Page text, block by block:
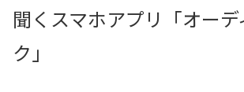
聞くスマホアプリ「オーデ
ク」